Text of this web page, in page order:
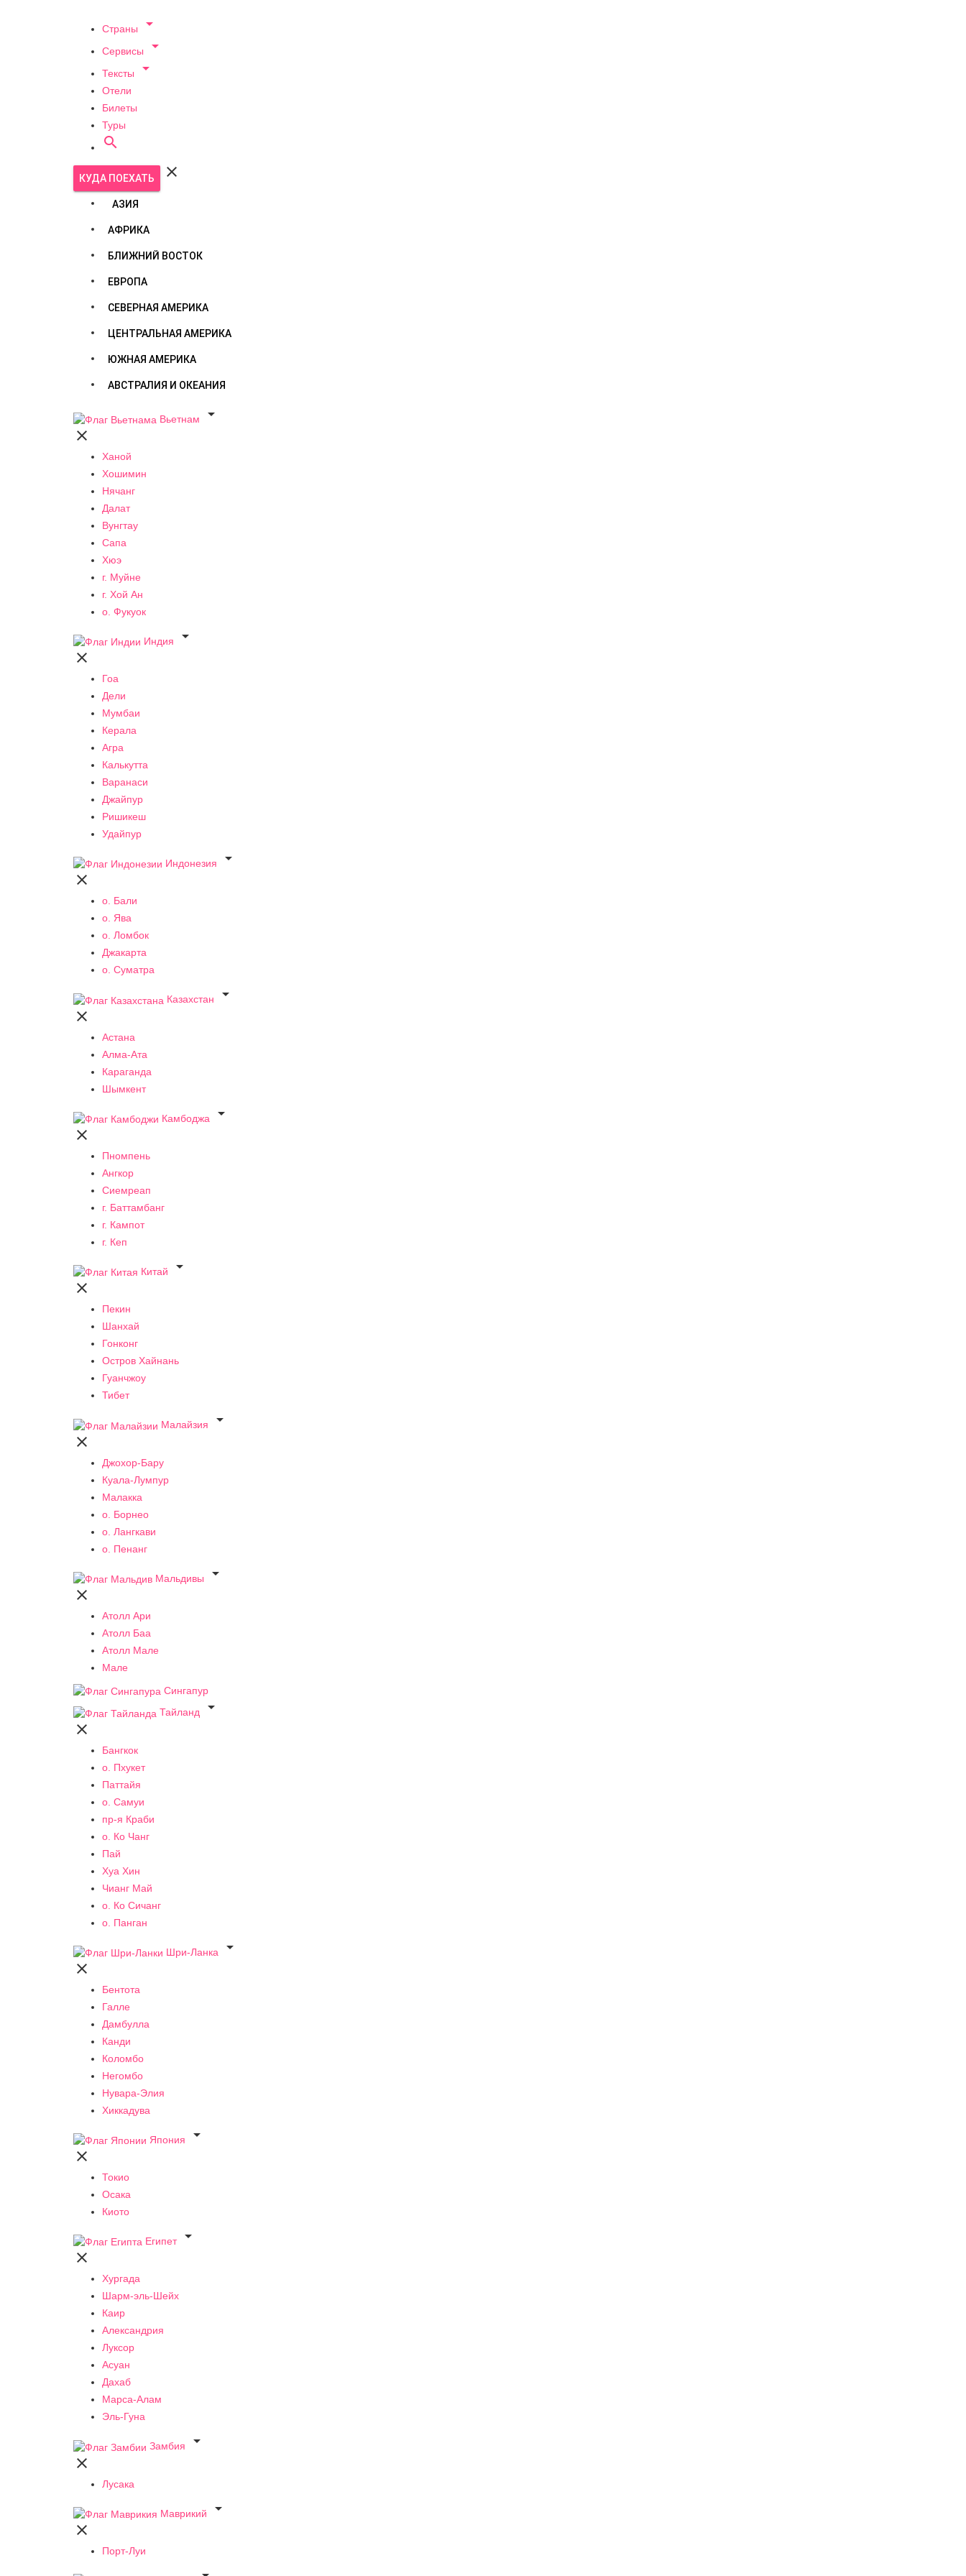
Страны 
Сервисы 
Тексты 
Отели
Билеты
Туры

КУДА ПОЕХАТЬ 
АЗИЯ
АФРИКА
БЛИЖНИЙ ВОСТОК
ЕВРОПА
СЕВЕРНАЯ АМЕРИКА
ЦЕНТРАЛЬНАЯ АМЕРИКА
ЮЖНАЯ АМЕРИКА
АВСТРАЛИЯ И ОКЕАНИЯ
Вьетнам


Ханой
Хошимин
Нячанг
Далат
Вунгтау
Сапа
Хюэ
г. Муйне
г. Хой Ан
о. Фукуок
Индия


Гоа
Дели
Мумбаи
Керала
Агра
Калькутта
Варанаси
Джайпур
Ришикеш
Удайпур
Индонезия


о. Бали
о. Ява
о. Ломбок
Джакарта
о. Суматра
Казахстан


Астана
Алма-Ата
Караганда
Шымкент
Камбоджа


Пномпень
Ангкор
Сиемреап
г. Баттамбанг
г. Кампот
г. Кеп
Китай


Пекин
Шанхай
Гонконг
Остров Хайнань
Гуанчжоу
Тибет
Малайзия


Джохор-Бару
Куала-Лумпур
Малакка
о. Борнео
о. Лангкави
о. Пенанг
Мальдивы


Атолл Ари
Атолл Баа
Атолл Мале
Мале
Сингапур
Тайланд


Бангкок
о. Пхукет
Паттайя
о. Самуи
пр-я Краби
о. Ко Чанг
Пай
Хуа Хин
Чианг Май
о. Ко Сичанг
о. Панган
Шри-Ланка


Бентота
Галле
Дамбулла
Канди
Коломбо
Негомбо
Нувара-Элия
Хиккадува
Япония


Токио
Осака
Киото
Египет


Хургада
Шарм-эль-Шейх
Каир
Александрия
Луксор
Асуан
Дахаб
Марса-Алам
Эль-Гуна
Замбия


Лусака
Маврикий


Порт-Луи